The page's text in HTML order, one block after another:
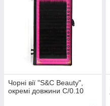
Чорні вії "S&C Beauty",
окремі довжини С/0.10